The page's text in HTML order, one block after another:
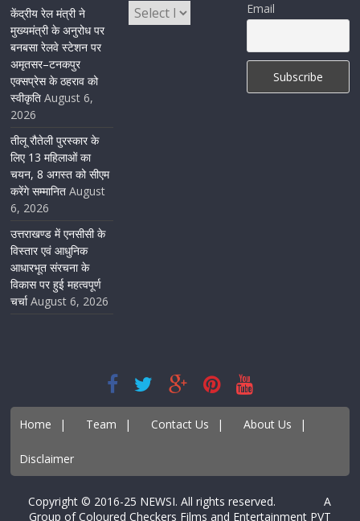
विकास योजनाओं का लोकार्पण-शिलान्यास
केंद्रीय रेल मंत्री ने
मुख्यमंत्री के अनुरोध पर
बनबसा रेलवे स्टेशन पर
अमृतसर–टनकपुर
एक्सप्रेस के ठहराव को
स्वीकृति August 6,
2026
तीलू रौतेली पुरस्कार के
लिए 13 महिलाओं का
चयन, 8 अगस्त को सीएम
करेंगे सम्मानित August
6, 2026
उत्तराखण्ड में एनसीसी के
विस्तार एवं आधुनिक
आधारभूत संरचना के
विकास पर हुई महत्वपूर्ण
चर्चा August 6, 2026
Email
Home | Team | Contact Us | About Us |
Disclaimer
Copyright © 2016-25 NEWSI. All rights reserved. A
Group of Coloured Checkers Films and Entertainment PVT